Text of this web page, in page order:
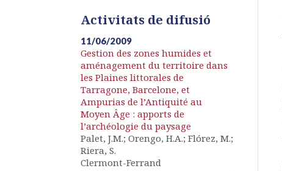
Activitats de difusió
11/06/2009
Gestion des zones humides et
aménagement du territoire dans
les Plaines littorales de
Tarragone, Barcelone, et
Ampurias de l’Antiquité au
Moyen Âge : apports de
l’archéologie du paysage
Palet, J.M.; Orengo, H.A.; Flórez, M.;
Riera, S.
Clermont-Ferrand